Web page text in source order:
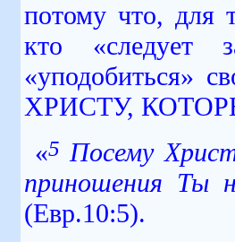
потому что, для
кто «следует
«уподобиться»
ХРИСТУ,
«5 Посему
приношения Ты
(Евр.10:5).